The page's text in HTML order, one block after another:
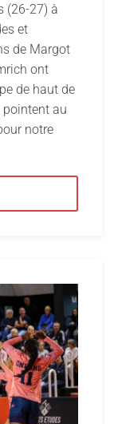
(26-27) à
et
de Margot
ont
de haut de
au
notre